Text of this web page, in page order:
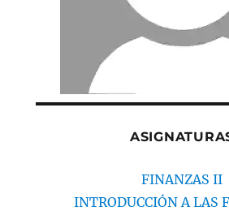
FINANZAS II
INTRODUCCIÓN A LAS